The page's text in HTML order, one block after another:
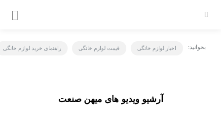
بخوانید: اخبار لوازم خانگی قیمت لوازم خانگی راهنمای خرید لوازم خانگی
آرشیو ویدیو های میهن صنعت